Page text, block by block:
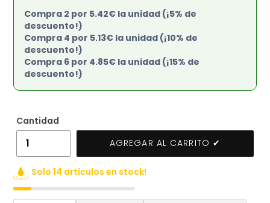
Compra 2 por 5.42€ la unidad (¡5% de
descuento!)
Compra 4 por 5.13€ la unidad (¡10% de
descuento!)
Compra 6 por 4.85€ la unidad (¡15% de
descuento!)
Cantidad
AGREGAR AL CARRITO ✔
Solo 14 artículos en stock!